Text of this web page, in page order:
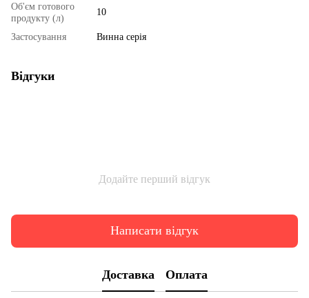
Об'єм готового
продукту (л)
10
Застосування Винна серія
Відгуки
Додайте перший відгук
Написати відгук
Доставка Оплата